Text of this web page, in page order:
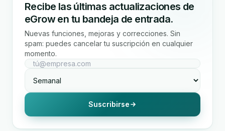
Recibe las últimas actualizaciones de
eGrow en tu bandeja de entrada.
Nuevas funciones, mejoras y correcciones. Sin
spam: puedes cancelar tu suscripción en cualquier
momento.
Suscribirse